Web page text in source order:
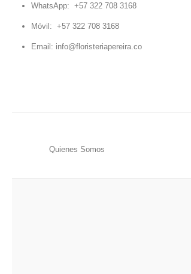
WhatsApp: +57 322 708 3168
Móvil: +57 322 708 3168
Email: info@floristeriapereira.co
Quienes Somos